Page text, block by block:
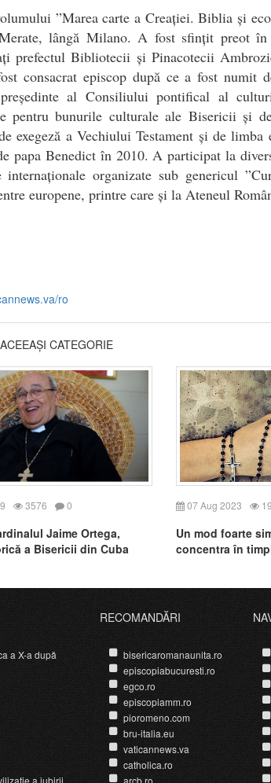
”Marea carte a Creației. Biblia și
lângă Milano. A fost sfințit preot
prefectul Bibliotecii și Pinacotecii
consacrat episcop după ce a fost numit
al Consiliului pontifical al
pentru bunurile culturale ale Bisericii și
exegeză a Vechiului Testament și de limba
papa Benedict în 2010. A participat la
internaționale organizate sub genericul
europene, printre care și la Ateneul
ro
CATEGORIE
3576 0
Jaime Ortega,
a Bisericii din Cuba
07 Aug 2023
Un mod foarte
concentra în
a X-a după
a iubirii
RECOMANDĂRI
bisericaromanaunita.ro
episcopiabucuresti.ro
egco.ro
episcopiamm.ro
pioromeno.com
bru-italia.eu
vaticannews.va
catholica.ro
arcb.ro